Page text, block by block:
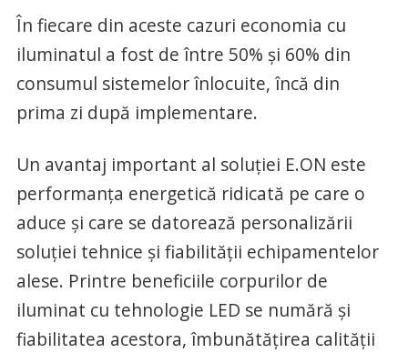
În fiecare din aceste cazuri economia cu
iluminatul a fost de între 50% şi 60% din
consumul sistemelor înlocuite, încă din
prima zi după implementare.
Un avantaj important al soluţiei E.ON este
performanţa energetică ridicată pe care o
aduce şi care se datorează personalizării
soluţiei tehnice şi fiabilităţii echipamentelor
alese. Printre beneficiile corpurilor de
iluminat cu tehnologie LED se numără şi
fiabilitatea acestora, îmbunătăţirea calităţii